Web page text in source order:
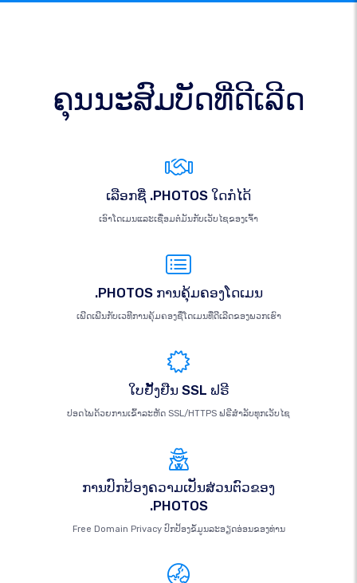
ຄຸນນະສົມບັດທີ່ດີເລີດ
ເລືອກຊື່ .PHOTOS ໃດກໍໄດ້
ເອົາໂດເມນແລະເຊື່ອມຕໍ່ມັນກັບເວັບໄຊຂອງເຈົ້າ
.PHOTOS ການຄຸ້ມຄອງໂດເມນ
ເພີດເພີນກັບເວທີການຄຸ້ມຄອງຊື່ໂດເມນທີ່ດີເລີດຂອງພວກເຮົາ
ໃບຢັ້ງຢືນ SSL ຟຣີ
ປອດໄພດ້ວຍການເຂົ້າລະຫັດ SSL/HTTPS ຟຣີສຳລັບທຸກເວັບໄຊ
ການປົກປ້ອງຄວາມເປັນສ່ວນຕົວຂອງ
.PHOTOS
Free Domain Privacy ປົກປ້ອງຂໍ້ມູນລະອຽດອ່ອນຂອງທ່ານ